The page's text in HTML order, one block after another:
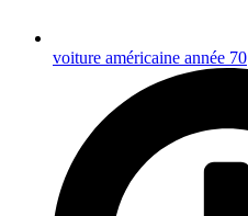
voiture américaine année 70